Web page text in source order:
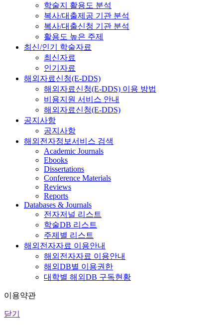
학술지 활용도 분석
복사/대출제공 기관 분석
복사/대출신청 기관 분석
활용도 높은 주제
최신/인기 학술자료
최신자료
인기자료
해외자료신청(E-DDS)
해외자료신청(E-DDS) 이용 방법
비용지원 서비스 안내
해외자료신청(E-DDS)
공지사항
공지사항
해외전자정보서비스 검색
Academic Journals
Ebooks
Dissertations
Conference Materials
Reviews
Reports
Databases & Journals
전자저널 리스트
학술DB 리스트
주제별 리스트
해외전자자료 이용안내
해외전자자료 이용안내
해외DB별 이용권한
대학별 해외DB 구독현황
이용약관
닫기